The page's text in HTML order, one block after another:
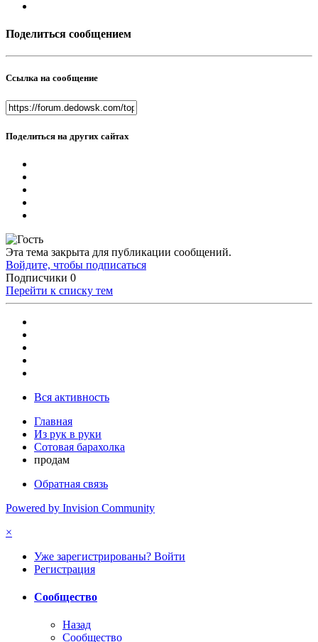
Поделиться сообщением
Ссылка на сообщение
Поделиться на других сайтах
Эта тема закрыта для публикации сообщений.
Войдите, чтобы подписаться
Подписчики 0
Перейти к списку тем
Вся активность
Главная
Из рук в руки
Сотовая барахолка
продам
Обратная связь
Powered by Invision Community
×
Уже зарегистрированы? Войти
Регистрация
Сообщество
Назад
Сообщество